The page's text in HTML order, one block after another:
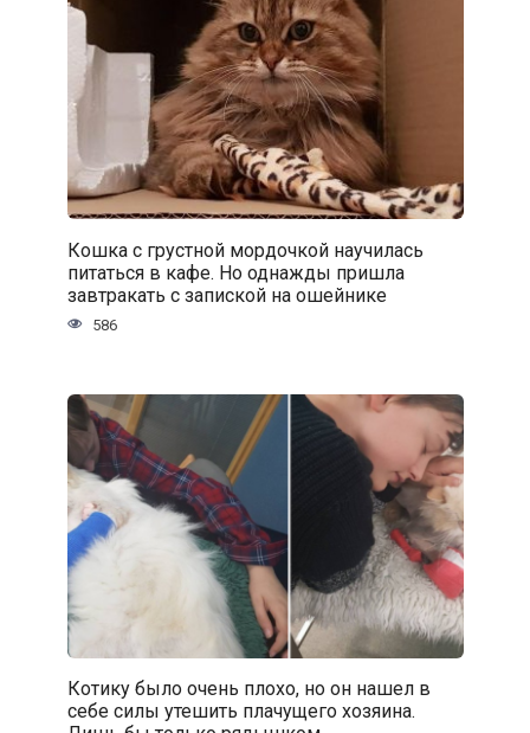
Кошка с грустной мордочкой научилась
питаться в кафе. Но однажды пришла
завтракать с запиской на ошейнике
586
Котику было очень плохо, но он нашел в
себе силы утешить плачущего хозяина.